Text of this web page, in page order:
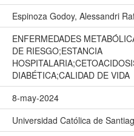
Espinoza Godoy, Alessandri
ENFERMEDADES
DE RIESGO;ESTANCIA
DIABÉTICA;CALIDAD DE VIDA
8-may-2024
Universidad Católica de